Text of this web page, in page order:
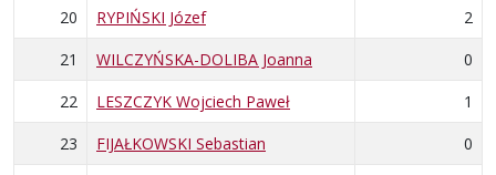
20
RYPIŃSKI Józef
2
21
WILCZYŃSKA-DOLIBA Joanna
0
22
LESZCZYK Wojciech Paweł
1
23
FIJAŁKOWSKI Sebastian 0